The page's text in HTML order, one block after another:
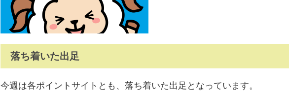
落ち着いた出足
今週は各ポイントサイトとも、落ち着いた出足となっています。